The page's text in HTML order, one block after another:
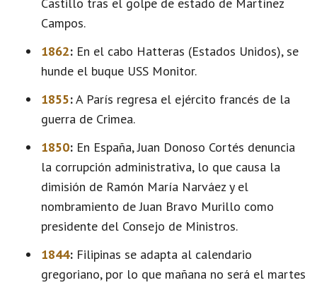
Campos.
1862: En el cabo Hatteras (Estados Unidos), se
hunde el buque USS Monitor.
1855:A París regresa el ejército francés de la
guerra de Crimea.
1850: En España, Juan Donoso Cortés denuncia
la corrupción administrativa, lo que causa la
dimisión de Ramón María Narváez y el
nombramiento de Juan Bravo Murillo como
presidente del Consejo de Ministros.
1844: Filipinas se adapta al calendario
gregoriano, por lo que mañana no será el martes